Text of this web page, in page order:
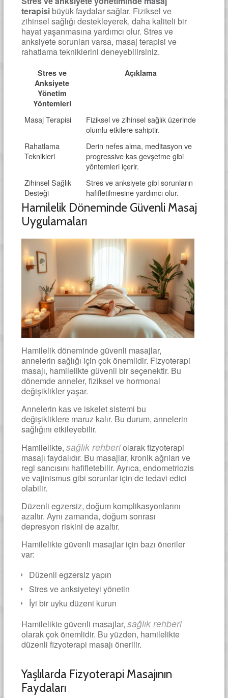
terapisibüyük faydalar sağlar. Fiziksel ve
zihinsel sağlığı destekleyerek, daha kaliteli bir
hayat yaşanmasına yardımcı olur. Stres ve
anksiyete sorunları varsa, masaj terapisi ve
rahatlama tekniklerini deneyebilirsiniz.
Stres ve
Anksiyete
Yönetim
Yöntemleri
Açıklama
Masaj Terapisi
Fiziksel ve zihinsel sağlık üzerinde
olumlu etkilere sahiptir.
Rahatlama
Teknikleri
Derin nefes alma, meditasyon ve
progressive kas gevşetme gibi
yöntemleri içerir.
Zihinsel Sağlık
Desteği
Stres ve anksiyete gibi sorunların
hafifletilmesine yardımcı olur.
Hamilelik Döneminde Güvenli Masaj
Uygulamaları
Hamilelik döneminde güvenli masajlar,
annelerin sağlığı için çok önemlidir. Fizyoterapi
masajı, hamilelikte güvenli bir seçenektir. Bu
dönemde anneler, fiziksel ve hormonal
değişiklikler yaşar.
Annelerin kas ve iskelet sistemi bu
değişikliklere maruz kalır. Bu durum, annelerin
sağlığını etkileyebilir.
Hamilelikte, sağlık rehberiolarak fizyoterapi
masajı faydalıdır. Bu masajlar, kronik ağrıları ve
regl sancısını hafifletebilir. Ayrıca, endometriozis
ve vajinismus gibi sorunlar için de tedavi edici
olabilir.
Düzenli egzersiz, doğum komplikasyonlarını
azaltır. Aynı zamanda, doğum sonrası
depresyon riskini de azaltır.
Hamilelikte güvenli masajlar için bazı öneriler
var:
Düzenli egzersiz yapın
Stres ve anksiyeteyi yönetin
İyi bir uyku düzeni kurun
Hamilelikte güvenli masajlar, sağlık rehberi
olarak çok önemlidir. Bu yüzden, hamilelikte
düzenli fizyoterapi masajı önerilir.
Yaşlılarda Fizyoterapi Masajının
Faydaları